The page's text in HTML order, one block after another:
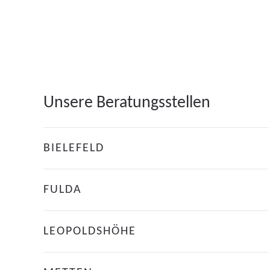
Unsere Beratungsstellen
BIELEFELD
FULDA
LEOPOLDSHÖHE